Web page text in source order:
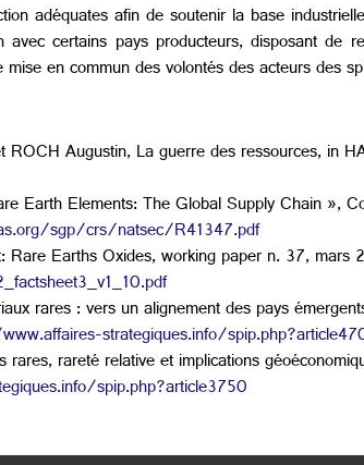
adéquates afin de soutenir la base
avec certains pays producteurs, disposant
en commun des volontés des acteurs des
Augustin, La guerre des ressources, in
Earth Elements: The Global Supply Chain »,
sgp/crs/natsec/R41347.pdf
Earths Oxides, working paper n. 37, mars
rares : vers un alignement des pays
strategiques.info/
rareté relative et implications
spip.php?article3750